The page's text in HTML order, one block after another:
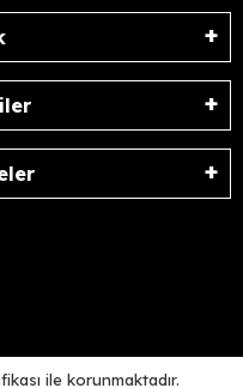
ile korunmaktadır.